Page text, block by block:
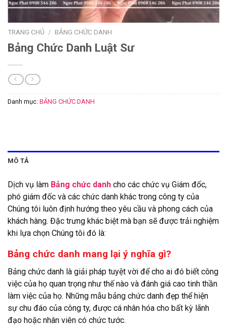
TRANG CHỦ / BẢNG CHỨC DANH
Bảng Chức Danh Luật Sư
Danh mục: BẢNG CHỨC DANH
MÔ TẢ
Dịch vụ làm Bảng chức danh cho các chức vụ Giám đốc,
phó giám đốc và các chức danh khác trong công ty của
Chúng tôi luôn định hướng theo yêu cầu và phong cách của
khách hàng. Đặc trưng khác biệt mà bạn sẽ được trải nghiệm
khi lựa chọn Chúng tôi đó là:
Bảng chức danh mang lại ý nghĩa gì?
Bảng chức danh là giải pháp tuyệt vời để cho ai đó biết công
việc của họ quan trọng như thế nào và đánh giá cao tinh thần
làm việc của họ. Những mẫu bảng chức danh đẹp thể hiện
sự chu đáo của công ty, được cá nhân hóa cho bất kỳ lãnh
đạo hoặc nhân viên có chức tước.